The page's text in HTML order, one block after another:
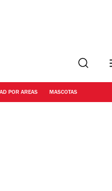
Buscar
POR AREAS MASCOTAS